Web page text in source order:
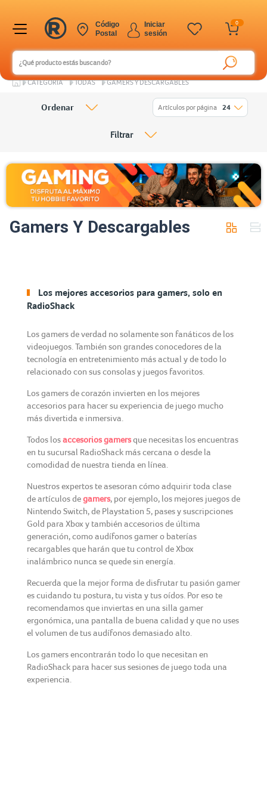
0
Iniciar
sesión
Código
Postal
CATEGORÍA TODAS GAMERS Y DESCARGABLES
Gamers Y Descargables
Ordenar Artículos por página 24
Filtrar
Los mejores accesorios para gamers, solo en
RadioShack
Los gamers de verdad no solamente son fanáticos de los
videojuegos. También son grandes conocedores de la
tecnología en entretenimiento más actual y de todo lo
relacionado con sus consolas y juegos favoritos.
Los gamers de corazón invierten en los mejores
accesorios para hacer su experiencia de juego mucho
más divertida e inmersiva.
Todos losaccesorios gamersque necesitas los encuentras
en tu sucursal RadioShack más cercana o desde la
comodidad de nuestra tienda en línea.
Nuestros expertos te asesoran cómo adquirir toda clase
de artículos degamers, por ejemplo, los mejores juegos de
Nintendo Switch, de Playstation 5, pases y suscripciones
Gold para Xbox y también accesorios de última
generación, como audífonos gamer o baterías
recargables que harán que tu control de Xbox
inalámbrico nunca se quede sin energía.
Recuerda que la mejor forma de disfrutar tu pasión gamer
es cuidando tu postura, tu vista y tus oídos. Por eso te
recomendamos que inviertas en una silla gamer
ergonómica, una pantalla de buena calidad y que no uses
el volumen de tus audífonos demasiado alto.
Los gamers encontrarán todo lo que necesitan en
RadioShack para hacer sus sesiones de juego toda una
experiencia.